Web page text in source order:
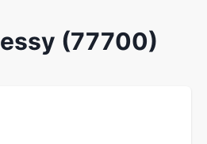
(77700)